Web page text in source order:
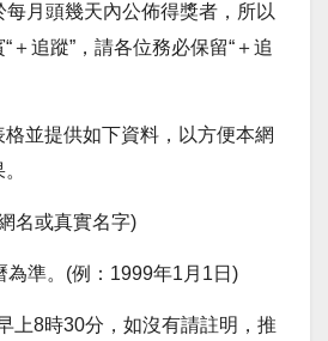
月頭幾天內公佈得獎者，所以
＋追蹤”，請各位務必保留“＋追
並提供如下資料，以方便本網
名或真實名字)
為準。(例：1999年1月1日)
上8時30分，如沒有請註明，推